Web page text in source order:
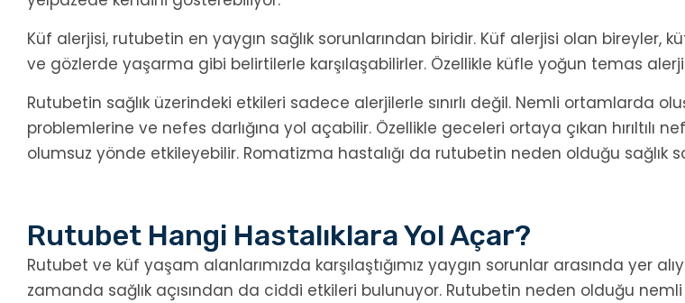
Küf alerjisi, rutubetin en yaygın sağlık sorunlarından biridir. Küf alerjisi olan bireyler,
ve gözlerde yaşarma gibi belirtilerle karşılaşabilirler. Özellikle küfle yoğun temas
Rutubetin sağlık üzerindeki etkileri sadece alerjilerle sınırlı değil. Nemli ortamlarda
problemlerine ve nefes darlığına yol açabilir. Özellikle geceleri ortaya çıkan hırıltılı
olumsuz yönde etkileyebilir. Romatizma hastalığı da rutubetin neden olduğu sağlık
Rutubet Hangi Hastalıklara Yol Açar?
Rutubet ve küf yaşam alanlarımızda karşılaştığımız yaygın sorunlar arasında yer
zamanda sağlık açısından da ciddi etkileri bulunuyor. Rutubetin neden olduğu